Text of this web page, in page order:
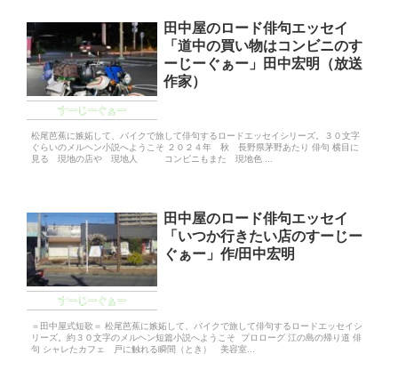
すーじーぐぁー
田中屋のロード俳句エッセイ
「道中の買い物はコンビニのす
ーじーぐぁー」田中宏明（放送
作家）
松尾芭蕉に嫉妬して、バイクで旅して俳句するロードエッセイシリーズ。３０文字
ぐらいのメルヘン小説へようこそ ２０２４年 秋 長野県茅野あたり 俳句 横目に
見る 現地の店や 現地人 コンビニもまた 現地色 ...
すーじーぐぁー
田中屋のロード俳句エッセイ
「いつか行きたい店のすーじー
ぐぁー」作/田中宏明
＝田中屋式短歌＝ 松尾芭蕉に嫉妬して、バイクで旅して俳句するロードエッセイシ
リーズ。約３０文字のメルヘン短篇小説へようこそ プロローグ 江の島の帰り道 俳
句 シャレたカフェ 戸に触れる瞬間（とき） 美容室...